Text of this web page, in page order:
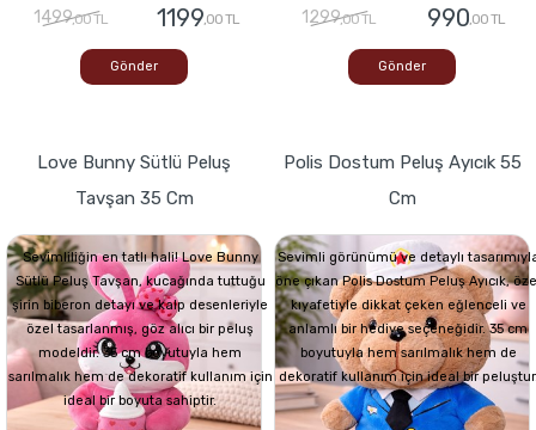
1499,00 TL 1199,00 TL
Gönder
1299,00 TL 990,00 TL
Gönder
Love Bunny Sütlü Peluş
Tavşan 35 Cm
Sevimliliğin en tatlı hali! Love Bunny
Sütlü Peluş Tavşan, kucağında tuttuğu
şirin biberon detayı ve kalp desenleriyle
özel tasarlanmış, göz alıcı bir peluş
modeldir. 35 cm boyutuyla hem
sarılmalık hem de dekoratif kullanım için
ideal bir boyuta sahiptir.
Polis Dostum Peluş Ayıcık 55
Cm
Sevimli görünümü ve detaylı
öne çıkan Polis Dostum Peluş Ayıcık,
kıyafetiyle dikkat çeken eğlenceli ve
anlamlı bir hediye seçeneğidir. 35 cm
boyutuyla hem sarılmalık hem de
dekoratif kullanım için ideal bir